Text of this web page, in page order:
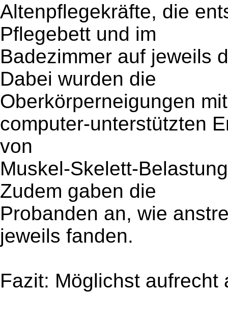
Altenpflegekräfte, die
Pflegebett und im
Badezimmer auf jeweils
Dabei wurden die
Oberkörperneigungen
computer-unterstützten
von
Muskel-Skelett-
Zudem gaben die
Probanden an, wie
jeweils fanden.
Fazit: Möglichst aufrecht